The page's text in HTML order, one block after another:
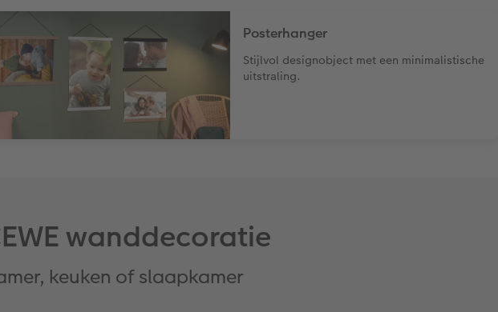
Posterhanger
Stijlvol designobject met een minimalistische
uitstraling.
wanddecoratie
keuken of slaapkamer